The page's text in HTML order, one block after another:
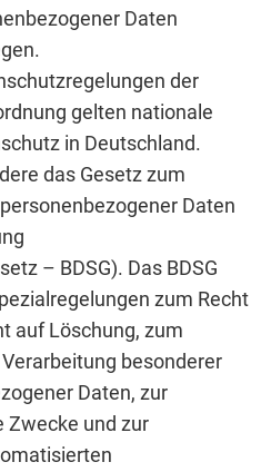
Daten
der
gelten nationale
in Deutschland.
das Gesetz zum
Daten
– BDSG). Das BDSG
zum Recht
auf Löschung, zum
besonderer
Daten, zur
Zwecke und zur